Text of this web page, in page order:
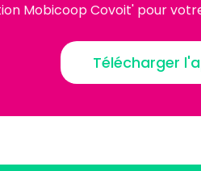
Mobicoop Covoit' pour
Télécharger